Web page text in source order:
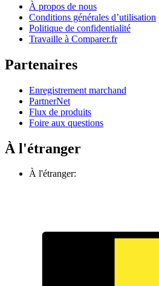
À propos de nous
Conditions générales d’utilisation
Politique de confidentialité
Travaille à Comparer.fr
Partenaires
Enregistrement marchand
PartnerNet
Flux de produits
Foire aux questions
À l'étranger
À l'étranger: